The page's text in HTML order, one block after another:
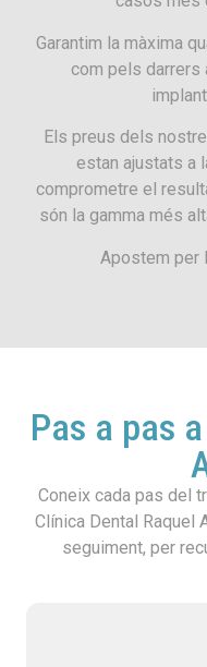
Garantim la màxima
com pels darrers
Els preus dels
estan ajustats a
comprometre el
són la gamma més
Apostem per
Pas a pas
Coneix cada pas del
Clínica Dental Raquel
seguiment, per